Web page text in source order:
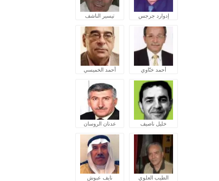
إدوارد جرجس تيسير الناشف
أحمد ختّاوي أحمد الخميسي
خليل ناصيف عدنان الروسان
الطيب العلوي نايف عبوش